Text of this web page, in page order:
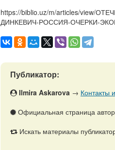
https://biblio.uz/m/articles/view/
ДИНКЕВИЧ-РОССИЯ-ОЧЕРКИ-
Публикатор:
Ilmira Askarova → Контакты
Официальная страница
Искать материалы